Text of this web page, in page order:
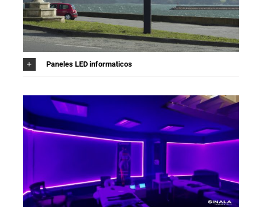
Paneles LED informaticos